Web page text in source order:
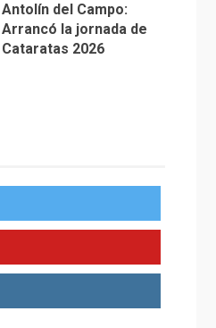
Antolín del Campo:
Arrancó la jornada de
Cataratas 2026
POLÍTICA
TITULARES
CNP plantea incluir